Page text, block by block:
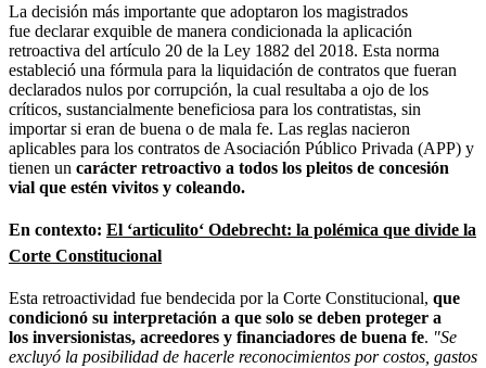
La decisión más importante que adoptaron los magistrados
fue declarar exquible de manera condicionada la aplicación
retroactiva del artículo 20 de la Ley 1882 del 2018. Esta norma
estableció una fórmula para la liquidación de contratos que fueran
declarados nulos por corrupción, la cual resultaba a ojo de los
críticos, sustancialmente beneficiosa para los contratistas, sin
importar si eran de buena o de mala fe. Las reglas nacieron
aplicables para los contratos de Asociación Público Privada (APP) y
tienen un carácter retroactivo a todos los pleitos de concesión
vial que estén vivitos y coleando.
En contexto: El ‘articulito‘ Odebrecht: la polémica que divide la
Corte Constitucional
Esta retroactividad fue bendecida por la Corte Constitucional, que
condicionó su interpretación a que solo se deben proteger a
los inversionistas, acreedores y financiadores de buena fe. "Se
excluyó la posibilidad de hacerle reconocimientos por costos, gastos